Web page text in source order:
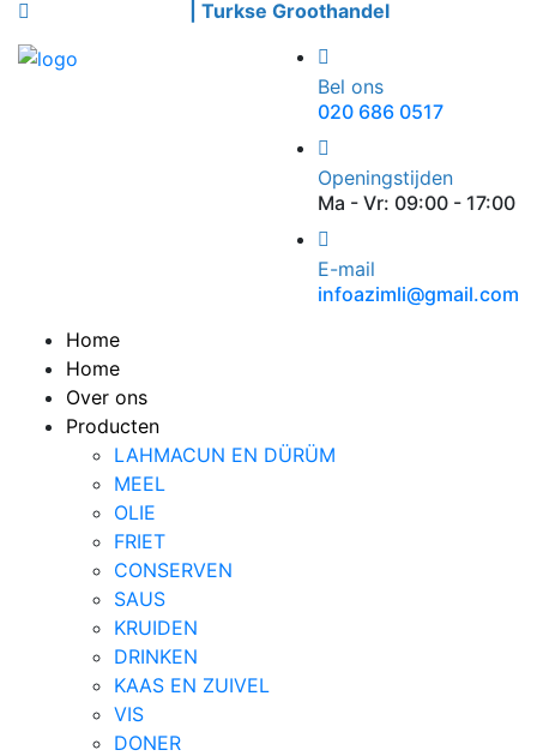
| Turkse Groothandel
Bel ons
020 686 0517
Openingstijden
Ma - Vr: 09:00 - 17:00
E-mail
infoazimli@gmail.com
Home
Home
Over ons
Producten
LAHMACUN EN DÜRÜM
MEEL
OLIE
FRIET
CONSERVEN
SAUS
KRUIDEN
DRINKEN
KAAS EN ZUIVEL
VIS
DONER